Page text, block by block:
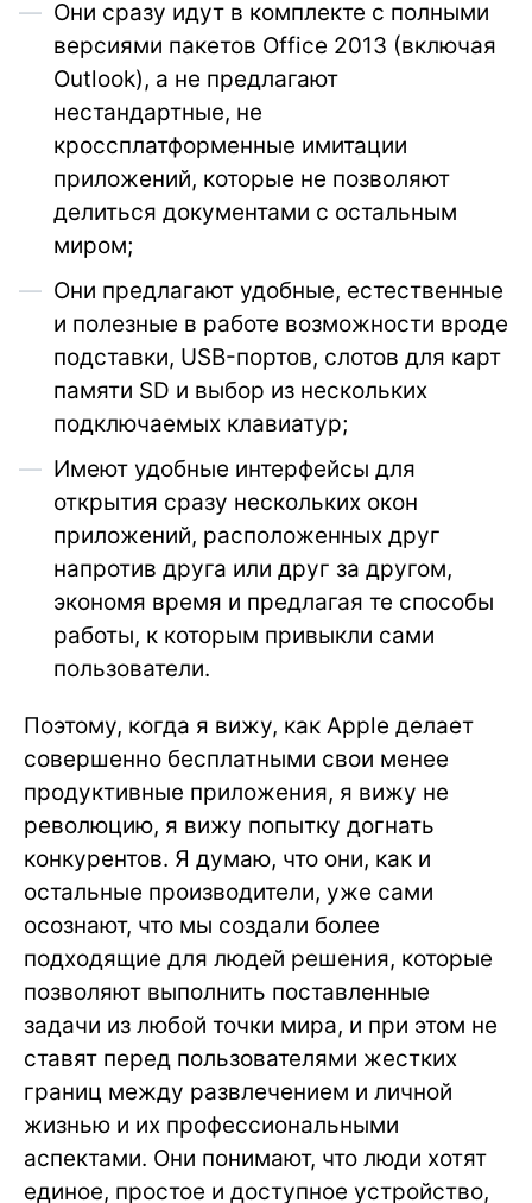
Они сразу идут в комплекте с полными
версиями пакетов Office 2013 (включая
Outlook), а не предлагают
нестандартные, не
кроссплатформенные имитации
приложений, которые не позволяют
делиться документами с остальным
миром;
Они предлагают удобные, естественные
и полезные в работе возможности вроде
подставки, USB-портов, слотов для карт
памяти SD и выбор из нескольких
подключаемых клавиатур;
Имеют удобные интерфейсы для
открытия сразу нескольких окон
приложений, расположенных друг
напротив друга или друг за другом,
экономя время и предлагая те способы
работы, к которым привыкли сами
пользователи.
Поэтому, когда я вижу, как Apple делает
совершенно бесплатными свои менее
продуктивные приложения, я вижу не
революцию, я вижу попытку догнать
конкурентов. Я думаю, что они, как и
остальные производители, уже сами
осознают, что мы создали более
подходящие для людей решения, которые
позволяют выполнить поставленные
задачи из любой точки мира, и при этом не
ставят перед пользователями жестких
границ между развлечением и личной
жизнью и их профессиональными
аспектами. Они понимают, что люди хотят
единое, простое и доступное устройство,